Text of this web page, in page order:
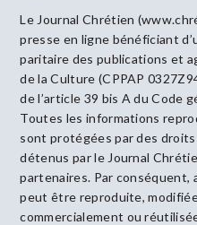
Le Journal Chrétien
presse en ligne bénéficiant
paritaire des publications et
de la Culture (CPPAP
de l’article 39 bis A du Code
Toutes les informations
sont protégées par des
détenus par le Journal
partenaires. Par conséquent,
peut être reproduite,
commercialement ou